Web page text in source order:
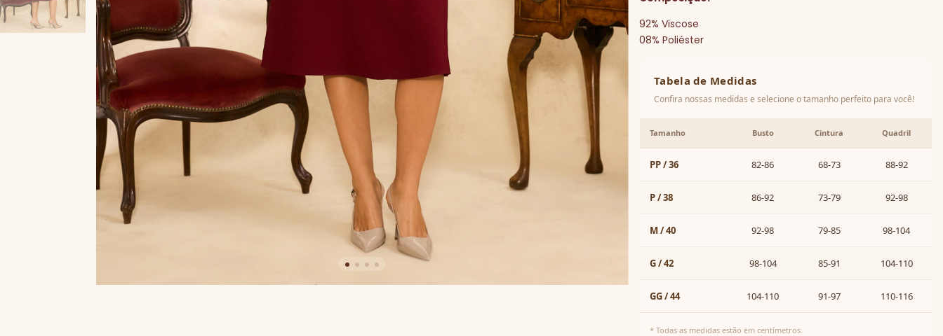
92% Viscose
08% Poliéster
Tabela de Medidas
Confira nossas medidas e selecione o tamanho perfeito para você!
Tamanho Busto Cintura Quadril
PP / 36 82-86 68-73 88-92
P / 38 86-92 73-79 92-98
M / 40 92-98 79-85 98-104
G / 42 98-104 85-91 104-110
GG / 44 104-110 91-97 110-116
* Todas as medidas estão em centímetros.